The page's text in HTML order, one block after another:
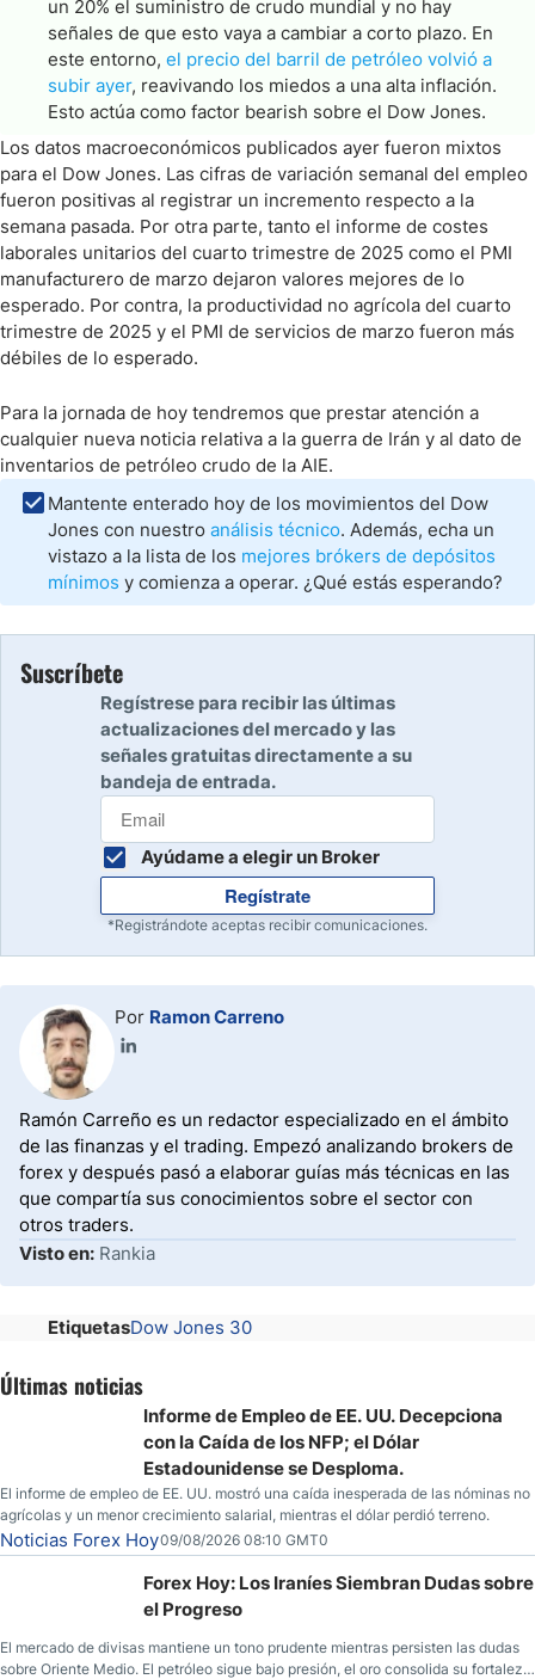
un 20% el suministro de crudo mundial y no hay
señales de que esto vaya a cambiar a corto plazo. En
este entorno, el precio del barril de petróleo volvió a
subir ayer, reavivando los miedos a una alta inflación.
Esto actúa como factor bearish sobre el Dow Jones.
Los datos macroeconómicos publicados ayer fueron mixtos
para el Dow Jones. Las cifras de variación semanal del empleo
fueron positivas al registrar un incremento respecto a la
semana pasada. Por otra parte, tanto el informe de costes
laborales unitarios del cuarto trimestre de 2025 como el PMI
manufacturero de marzo dejaron valores mejores de lo
esperado. Por contra, la productividad no agrícola del cuarto
trimestre de 2025 y el PMI de servicios de marzo fueron más
débiles de lo esperado.
Para la jornada de hoy tendremos que prestar atención a
cualquier nueva noticia relativa a la guerra de Irán y al dato de
inventarios de petróleo crudo de la AIE.
Mantente enterado hoy de los movimientos del Dow
Jones con nuestro análisis técnico. Además, echa un
vistazo a la lista de los mejores brókers de depósitos
mínimos y comienza a operar. ¿Qué estás esperando?
Suscríbete
Regístrese para recibir las últimas
actualizaciones del mercado y las
señales gratuitas directamente a su
bandeja de entrada.
Ayúdame a elegir un Broker
Regístrate
*Registrándote aceptas recibir comunicaciones.
Por Ramon Carreno
Ramón Carreño es un redactor especializado en el ámbito
de las finanzas y el trading. Empezó analizando brokers de
forex y después pasó a elaborar guías más técnicas en las
que compartía sus conocimientos sobre el sector con
otros traders.
Visto en: Rankia
EtiquetasDow Jones 30
Últimas noticias
Informe de Empleo de EE. UU. Decepciona
con la Caída de los NFP; el Dólar
Estadounidense se Desploma.
El informe de empleo de EE. UU. mostró una caída inesperada de las nóminas no
agrícolas y un menor crecimiento salarial, mientras el dólar perdió terreno.
Noticias Forex Hoy09/08/2026 08:10 GMT0
Forex Hoy: Los Iraníes Siembran Dudas sobre
el Progreso
El mercado de divisas mantiene un tono prudente mientras persisten las dudas
sobre Oriente Medio. El petróleo sigue bajo presión, el oro consolida su fortaleza